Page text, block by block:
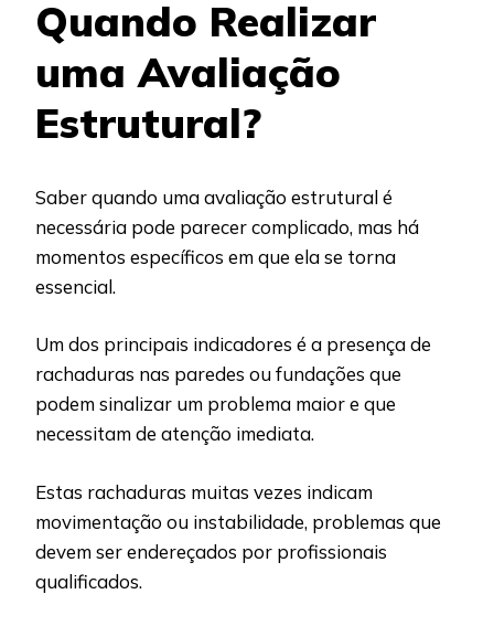
Quando Realizar
uma Avaliação
Estrutural?
Saber quando uma avaliação estrutural é
necessária pode parecer complicado, mas há
momentos específicos em que ela se torna
essencial.
Um dos principais indicadores é a presença de
rachaduras nas paredes ou fundações que
podem sinalizar um problema maior e que
necessitam de atenção imediata.
Estas rachaduras muitas vezes indicam
movimentação ou instabilidade, problemas que
devem ser endereçados por profissionais
qualificados.